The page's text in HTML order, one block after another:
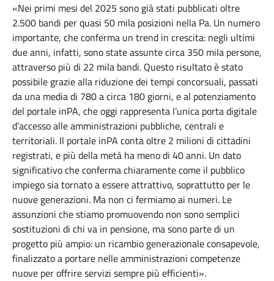
«Nei primi mesi del 2025 sono già stati pubblicati oltre
2.500 bandi per quasi 50 mila posizioni nella Pa. Un numero
importante, che conferma un trend in crescita: negli ultimi
due anni, infatti, sono state assunte circa 350 mila persone,
attraverso più di 22 mila bandi. Questo risultato è stato
possibile grazie alla riduzione dei tempi concorsuali, passati
da una media di 780 a circa 180 giorni, e al potenziamento
del portale inPA, che oggi rappresenta l’unica porta digitale
d’accesso alle amministrazioni pubbliche, centrali e
territoriali. Il portale inPA conta oltre 2 milioni di cittadini
registrati, e più della metà ha meno di 40 anni. Un dato
significativo che conferma chiaramente come il pubblico
impiego sia tornato a essere attrattivo, soprattutto per le
nuove generazioni. Ma non ci fermiamo ai numeri. Le
assunzioni che stiamo promuovendo non sono semplici
sostituzioni di chi va in pensione, ma sono parte di un
progetto più ampio: un ricambio generazionale consapevole,
finalizzato a portare nelle amministrazioni competenze
nuove per offrire servizi sempre più efficienti».